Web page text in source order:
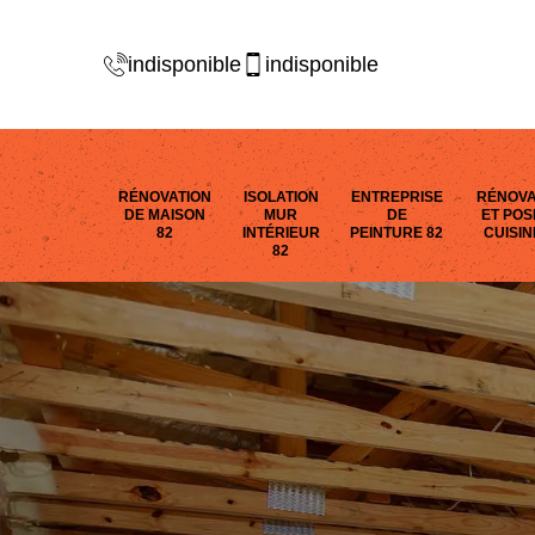
indisponible indisponible
RÉNOVATION
DE MAISON
82
ISOLATION
MUR
INTÉRIEUR
82
ENTREPRISE
DE
PEINTURE 82
ET